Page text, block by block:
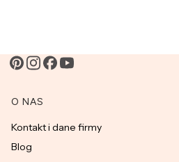
Linki w stopce
O NAS
Kontakt i dane firmy
Blog